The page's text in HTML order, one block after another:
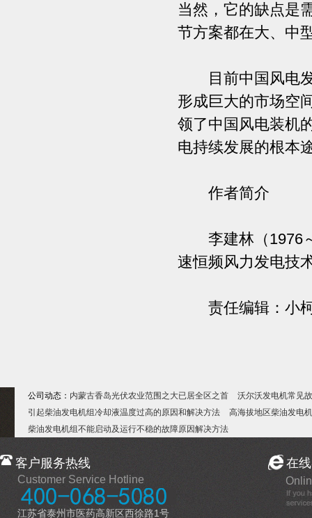
当然，它的缺点是
节方案都在大、中
目前中国风电发
形成巨大的市场空
领了中国风电装机
电持续发展的根本
作者简介
李建林（1976～
速恒频风力发电技
责任编辑：小
公司动态： 内蒙古香岛光伏农业范围之大已居全区之首
沃尔沃发电机常见
引起柴油发电机组冷却液温度过高的原因和解决方法
高海拔地区柴油发电
柴油发电机组不能启动及运行不稳的故障原因解决方法
客户服务热线
Customer Service Hotline
江苏省泰州市医药高新区西徐路1号
在